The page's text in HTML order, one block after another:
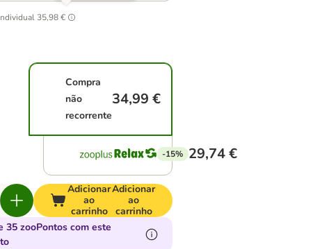
35,98 €
Compra
não
recorrente
34,99 €
-15% 29,74 €
Adicionar
ao
carrinho
Adicionar
ao
carrinho
35 zooPontos com este